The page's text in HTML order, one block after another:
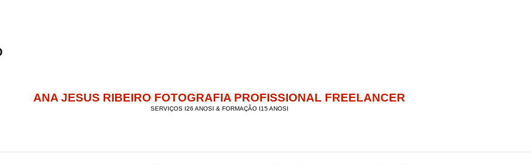
ANA JESUS RIBEIRO FOTOGRAFIA PROFISSIONAL FREELANCER
SERVIÇOS I26 ANOSI & FORMAÇÃO I15 ANOSI